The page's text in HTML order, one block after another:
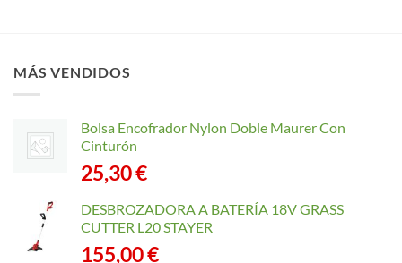
MÁS VENDIDOS
Bolsa Encofrador Nylon Doble Maurer Con
Cinturón
25,30€
DESBROZADORA A BATERÍA 18V GRASS
CUTTER L20 STAYER
155,00€